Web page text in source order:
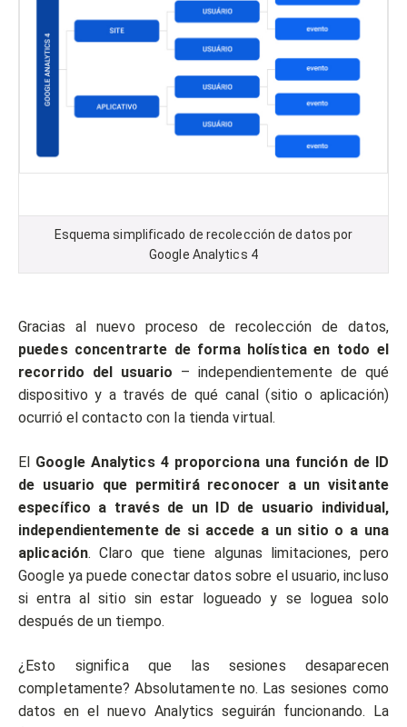
Esquema simplificado de recolección de datos por
Google Analytics 4
Gracias al nuevo proceso de recolección de datos,
puedes concentrarte de forma holística en todo el
recorrido del usuario – independientemente de qué
dispositivo y a través de qué canal (sitio o aplicación)
ocurrió el contacto con la tienda virtual.
El Google Analytics 4 proporciona una función de ID
de usuario que permitirá reconocer a un visitante
específico a través de un ID de usuario individual,
independientemente de si accede a un sitio o a una
aplicación. Claro que tiene algunas limitaciones, pero
Google ya puede conectar datos sobre el usuario, incluso
si entra al sitio sin estar logueado y se loguea solo
después de un tiempo.
¿Esto significa que las sesiones desaparecen
completamente? Absolutamente no. Las sesiones como
datos en el nuevo Analytics seguirán funcionando. La